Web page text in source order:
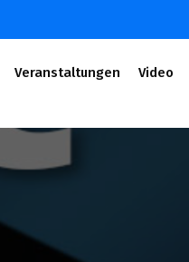
Veranstaltungen Video